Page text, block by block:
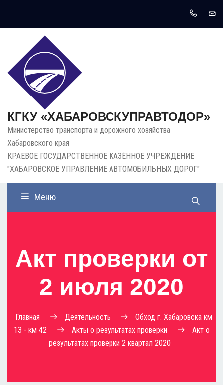
КГКУ «ХАБАРОВСКУПРАВТОДОР»
Министерство транспорта и дорожного хозяйства
Хабаровского края
КРАЕВОЕ ГОСУДАРСТВЕННОЕ КАЗЁННОЕ УЧРЕЖДЕНИЕ
"ХАБАРОВСКОЕ УПРАВЛЕНИЕ АВТОМОБИЛЬНЫХ ДОРОГ"
Меню
Акт проверки от
2 июля 2020
Главная Деятельность
Обход г. Хабаровска км
13 - км 42
Акты о результатах проверки
Акт о
результатах проверки 2 квартал 2020